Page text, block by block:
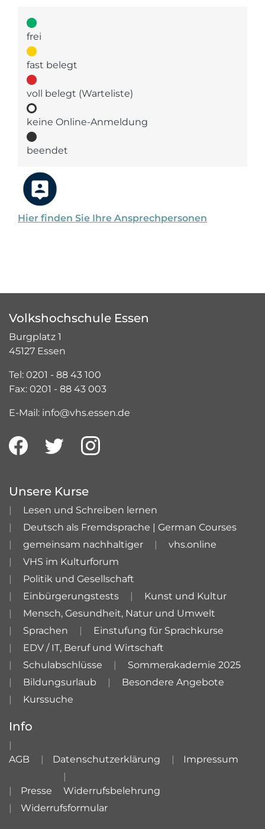
Hier finden Sie Ihre Ansprechpersonen
frei
fast belegt
voll belegt (Warteliste)
keine Online-Anmeldung
beendet
Volkshochschule Essen
Burgplatz 1
45127 Essen
Tel: 0201 - 88 43 100
Fax: 0201 - 88 43 003
E-Mail: info@vhs.essen.de
Unsere Kurse
Lesen und Schreiben lernen
Deutsch als Fremdsprache | German Courses
gemeinsam nachhaltiger
vhs.online
VHS im Kulturforum
Politik und Gesellschaft
Einbürgerungstests
Kunst und Kultur
Mensch, Gesundheit, Natur und Umwelt
Sprachen
Einstufung für Sprachkurse
EDV / IT, Beruf und Wirtschaft
Schulabschlüsse
Sommerakademie 2025
Bildungsurlaub
Besondere Angebote
Kurssuche
Info
AGB Datenschutzerklärung Impressum
Presse
Widerrufsbelehrung
Widerrufsformular